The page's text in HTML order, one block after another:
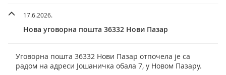
17.6.2026.
Нова уговорна пошта 36332 Нови Пазар
Уговорна пошта 36332 Нови Пазар отпочела је са
радом на адреси Јошаничка обала 7, у Новом Пазару.